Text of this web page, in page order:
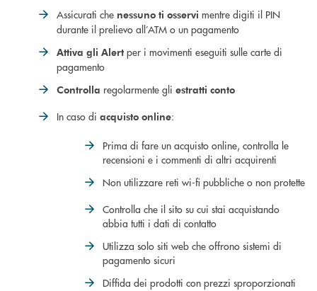
Assicurati che nessuno ti osservi mentre digiti il PIN
durante il prelievo all’ATM o un pagamento
Attiva gli Alert per i movimenti eseguiti sulle carte di
pagamento
Controlla regolarmente gli estratti conto
In caso di acquisto online:
Prima di fare un acquisto online, controlla le
recensioni e i commenti di altri acquirenti
Non utilizzare reti wi-fi pubbliche o non protette
Controlla che il sito su cui stai acquistando
abbia tutti i dati di contatto
Utilizza solo siti web che offrono sistemi di
pagamento sicuri
Diffida dei prodotti con prezzi sproporzionati